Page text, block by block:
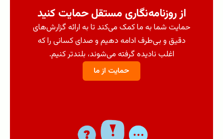
از روزنامه‌نگاری مستقل حمایت کنید
حمایت شما به ما کمک می‌کند تا به ارائه گزارش‌های
دقیق و بی‌طرف ادامه دهیم و صدای کسانی را که
اغلب نادیده گرفته می‌شوند، بلندتر کنیم.
حمایت از ما